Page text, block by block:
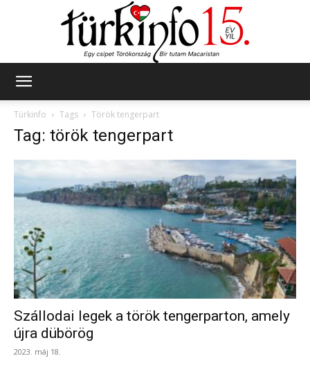
Türkinfo
Tags Török tengerpart
Tag: török tengerpart
Szállodai legek a török tengerparton, amely
újra dübörög
2023. máj 18.